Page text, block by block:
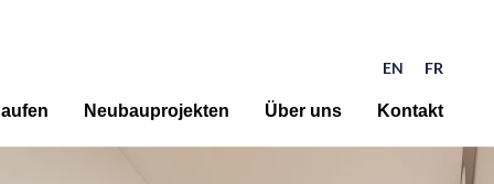
EN FR
Neubauprojekten Über uns Kontakt